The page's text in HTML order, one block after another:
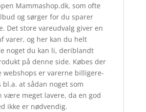
Mammashop.dk, som ofte
og sørger for du sparer
Det store vareudvalg giver en
varer, og her kan du helt
noget du kan li, deriblandt
på denne side. Købes der
webshops er varerne billigere-
bl.a. at sådan noget som
være meget lavere, da en god
ikke er nødvendig.